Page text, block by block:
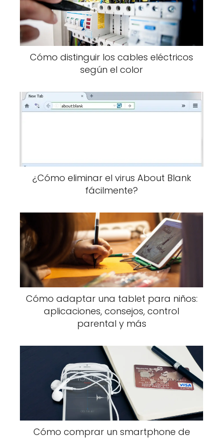
Cómo distinguir los cables eléctricos
según el color
¿Cómo eliminar el virus About Blank
fácilmente?
Cómo adaptar una tablet para niños:
aplicaciones, consejos, control
parental y más
Cómo comprar un smartphone de